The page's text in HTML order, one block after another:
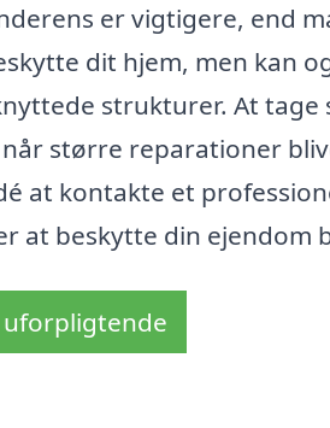
er vigtigere, end
dit hjem, men kan
strukturer. At
større reparationer
at kontakte et
at beskytte din ejendom
uforpligtende